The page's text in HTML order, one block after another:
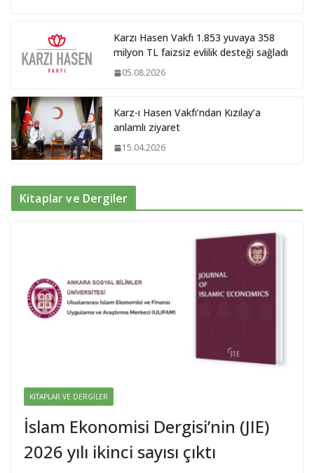
Karzı Hasen Vakfı 1.853 yuvaya 358
milyon TL faizsiz evlilik desteği sağladı
05.08.2026
Karz-ı Hasen Vakfı’ndan Kızılay’a
anlamlı ziyaret
15.04.2026
Kitaplar ve Dergiler
KITAPLAR VE DERGILER
İslam Ekonomisi Dergisi’nin (JIE)
2026 yılı ikinci sayısı çıktı